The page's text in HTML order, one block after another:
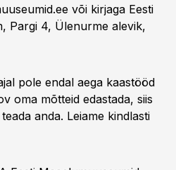
või kirjaga Eesti
Pargi 4, Ülenurme alevik,
pole endal aega kaastööd
oma mõtteid edastada, siis
anda. Leiame kindlasti